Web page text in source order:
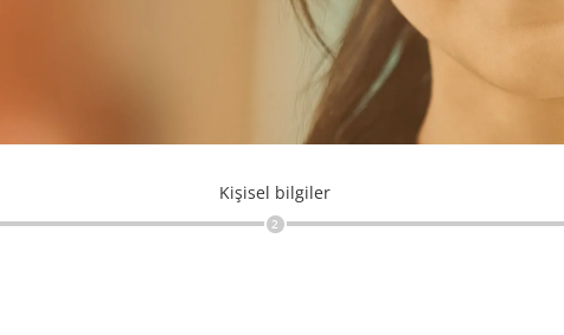
Kişisel bilgiler
2